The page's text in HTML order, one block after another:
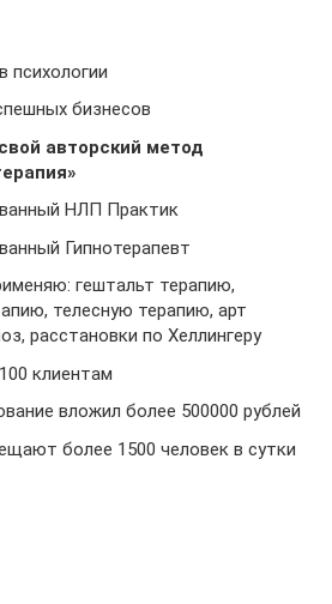
психологии
бизнесов
авторский метод
НЛП Практик
Гипнотерапевт
гештальт терапию,
телесную терапию, арт
расстановки по Хеллингеру
клиентам
вложил более 500000 рублей
более 1500 человек в сутки